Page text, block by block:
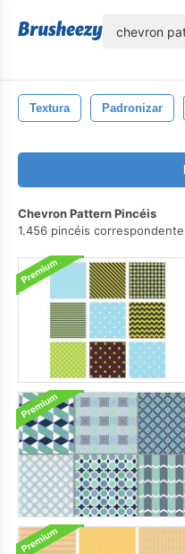
Textura Padronizar
Chevron Pattern Pincéis
1.456 pincéis